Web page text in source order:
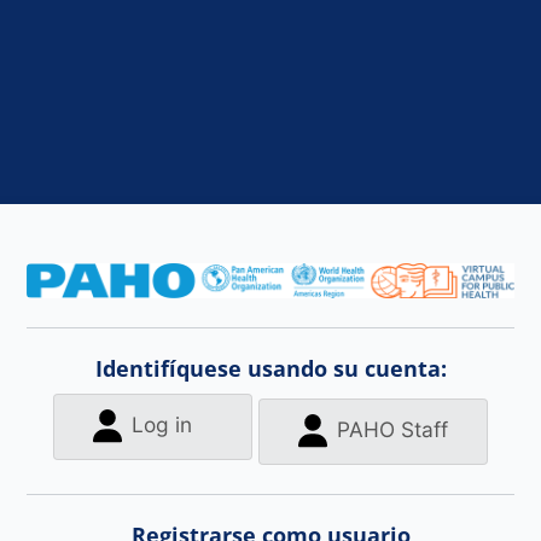
Entrar a Aula
Identifíquese usando su cuenta:
Log in PAHO Staff
Registrarse como usuario